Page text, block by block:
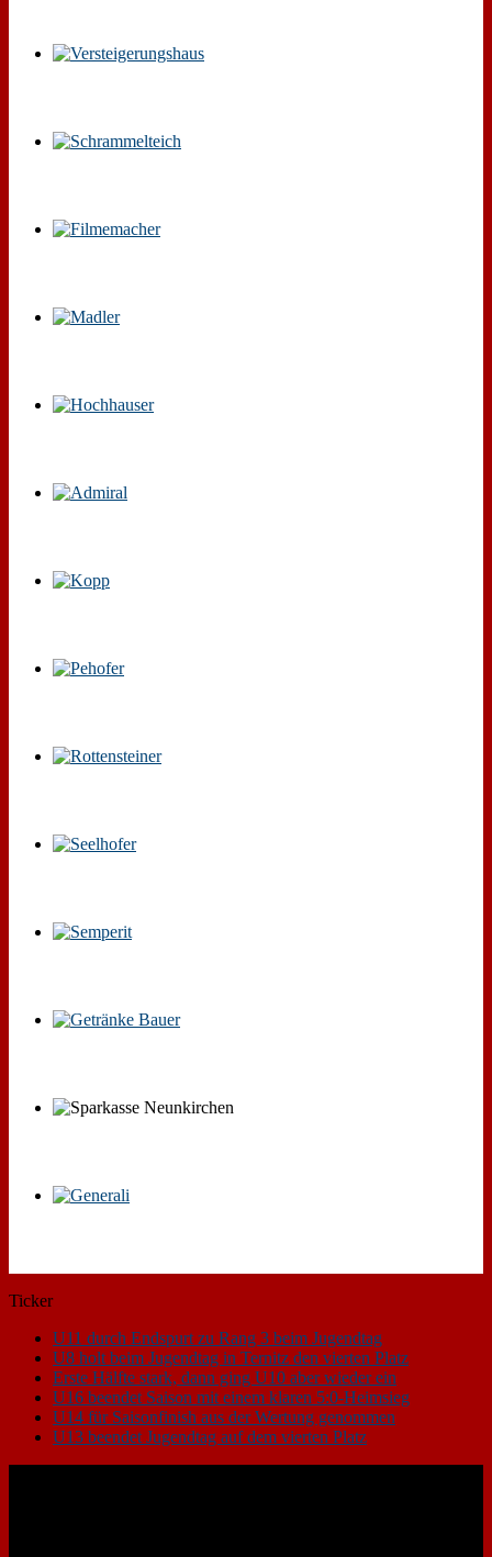
Ticker
U11 durch Endspurt zu Rang 3 beim Jugendtag
U8 holt beim Jugendtag in Ternitz den vierten Platz
Erste Hälfte stark, dann ging U10 aber wieder ein
U16 beendet Saison mit einem klaren 5:0-Heimsieg
U14 für Saisonfinish aus der Wertung genommen
U13 beendet Jugendtag auf dem vierten Platz